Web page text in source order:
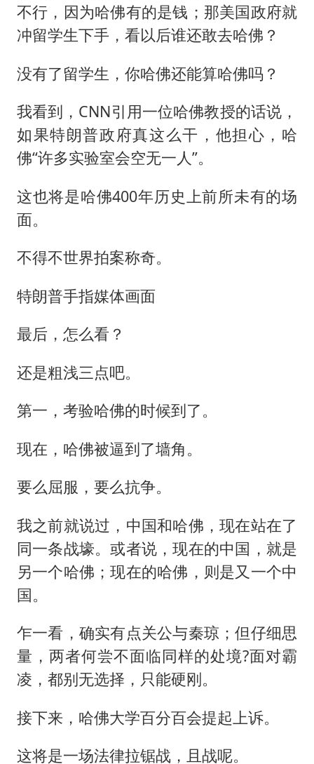
不行，因为哈佛有的是钱；那美国政府就
冲留学生下手，看以后谁还敢去哈佛？
没有了留学生，你哈佛还能算哈佛吗？
我看到，CNN引用一位哈佛教授的话说，
如果特朗普政府真这么干，他担心，哈
佛“许多实验室会空无一人”。
这也将是哈佛400年历史上前所未有的场
面。
不得不世界拍案称奇。
特朗普手指媒体画面
最后，怎么看？
还是粗浅三点吧。
第一，考验哈佛的时候到了。
现在，哈佛被逼到了墙角。
要么屈服，要么抗争。
我之前就说过，中国和哈佛，现在站在了
同一条战壕。或者说，现在的中国，就是
另一个哈佛；现在的哈佛，则是又一个中
国。
乍一看，确实有点关公与秦琼；但仔细思
量，两者何尝不面临同样的处境?面对霸
凌，都别无选择，只能硬刚。
接下来，哈佛大学百分百会提起上诉。
这将是一场法律拉锯战，且战呢。